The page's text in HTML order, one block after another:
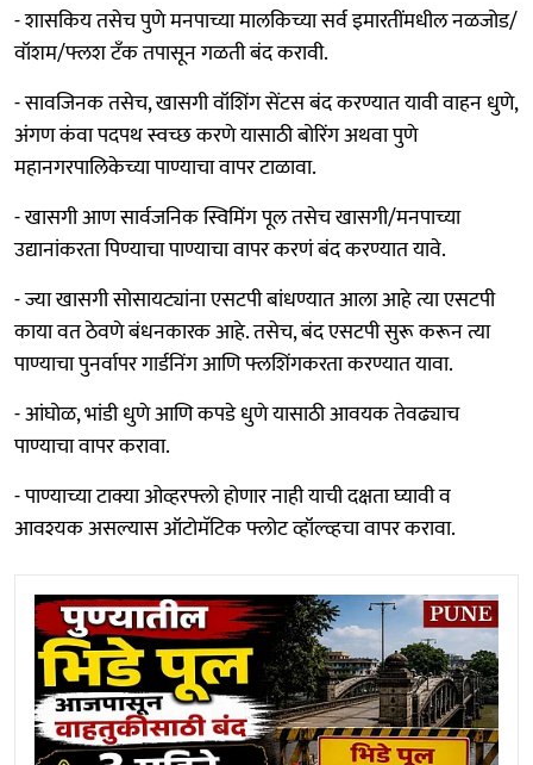
- शासकिय तसेच पुणे मनपाच्या मालकिच्या सर्व इमारतींमधील नळजोड/
वॉशम/फ्लश टँक तपासून गळती बंद करावी.
- सावजिनक तसेच, खासगी वॉशिंग सेंटस बंद करण्यात यावी वाहन धुणे,
अंगण कंवा पदपथ स्वच्छ करणे यासाठी बोरिंग अथवा पुणे
महानगरपालिकेच्या पाण्याचा वापर टाळावा.
- खासगी आण सार्वजनिक स्विमिंग पूल तसेच खासगी/मनपाच्या
उद्यानांकरता पिण्याचा पाण्याचा वापर करणं बंद करण्यात यावे.
- ज्या खासगी सोसायट्यांना एसटपी बांधण्यात आला आहे त्या एसटपी
काया वत ठेवणे बंधनकारक आहे. तसेच, बंद एसटपी सुरू करून त्या
पाण्याचा पुनर्वापर गार्डनिंग आणि फ्लशिंगकरता करण्यात यावा.
- आंघोळ, भांडी धुणे आणि कपडे धुणे यासाठी आवयक तेवढ्याच
पाण्याचा वापर करावा.
- पाण्याच्या टाक्या ओव्हरफ्लो होणार नाही याची दक्षता घ्यावी व
आवश्यक असल्यास ऑटोमॅटिक फ्लोट व्हॉल्व्हचा वापर करावा.